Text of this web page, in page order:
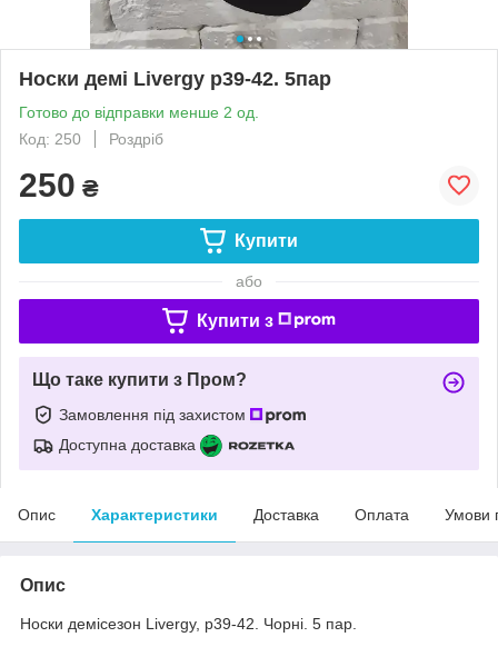
Носки демі Livergy р39-42. 5пар
Готово до відправки менше 2 од.
Код: 250
Роздріб
250 ₴
Купити
або
Купити з
Що таке купити з Пром?
Замовлення під захистом
Доступна доставка
Опис Характеристики Доставка Оплата Умови
Опис
Носки демісезон Livergy, р39-42. Чорні. 5 пар.